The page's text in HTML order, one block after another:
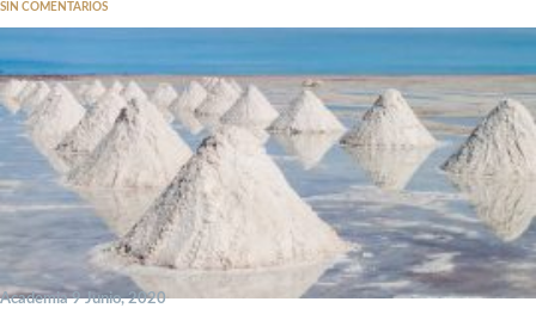
SIN COMENTARIOS
Academia 9 Junio, 2020